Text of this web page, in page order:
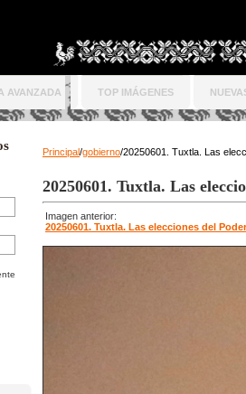
AVANZADA TOP IMÁGENES
Principal/gobierno/20250601. Tuxtla. Las
20250601. Tuxtla. Las
Imagen anterior:
20250601. Tuxtla. Las elecciones del